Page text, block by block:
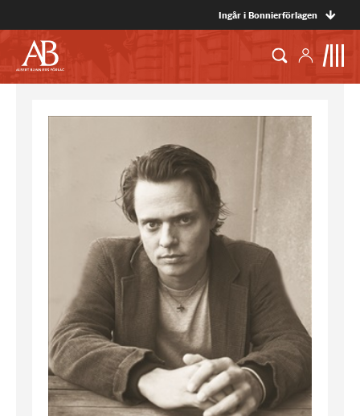
Ingår i Bonnierförlagen